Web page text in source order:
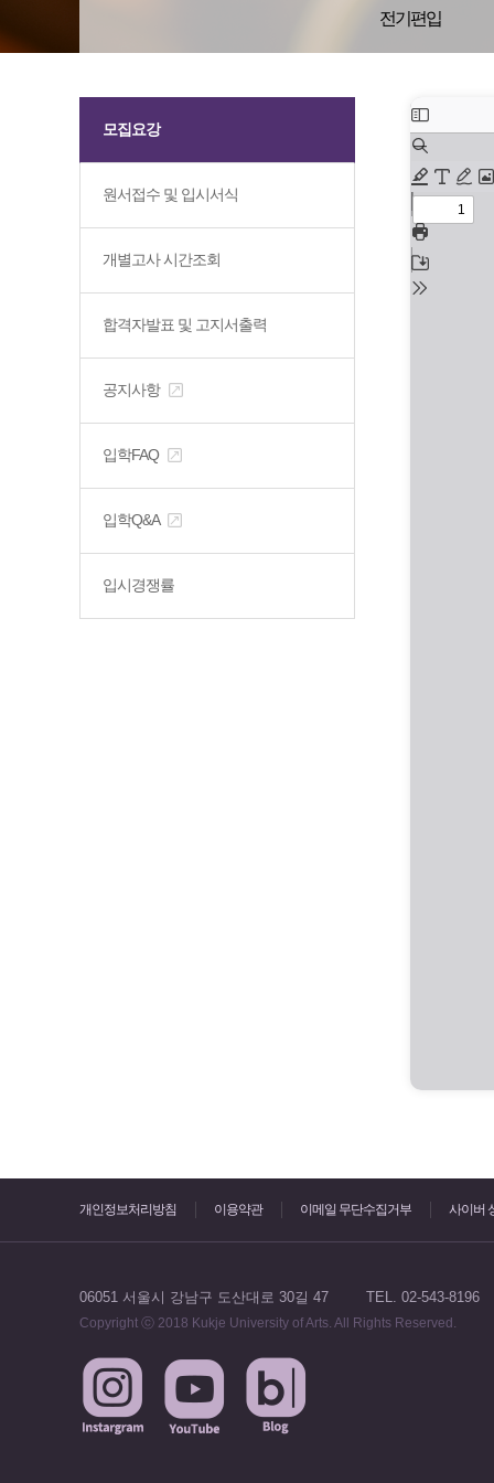
전기편입
모집요강
원서접수 및 입시서식
개별고사 시간조회
합격자발표 및 고지서출력
공지사항
입학FAQ
입학Q&A
입시경쟁률
개인정보처리방침 이용약관 이메일 무단수집거부 사이버
06051 서울시 강남구 도산대로 30길 47 TEL. 02-543-
Copyright ⓒ 2018 Kukje University of Arts. All Rights Reserved.